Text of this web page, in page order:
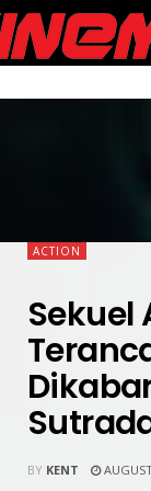
ACTION
Sekuel
BY KENT